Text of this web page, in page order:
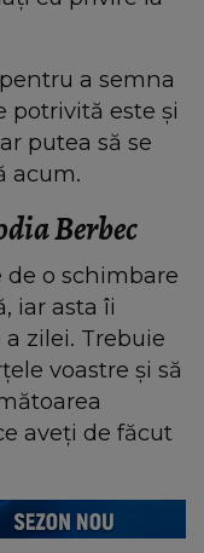
a semna
potrivită este și
putea să se
acum.
Berbec
de o schimbare
iar asta îi
zilei. Trebuie
voastre și să
aveți de făcut